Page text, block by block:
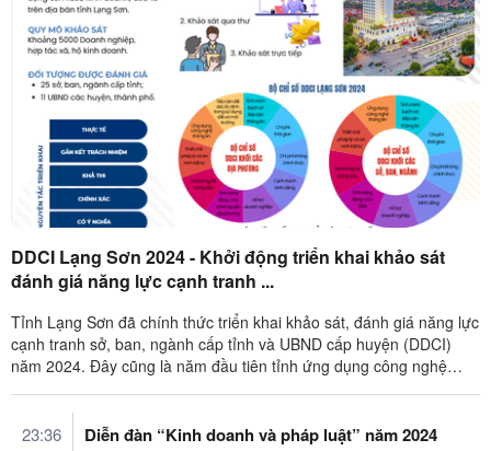
DDCI Lạng Sơn 2024 - Khởi động triển khai khảo sát
đánh giá năng lực cạnh tranh ...
Tỉnh Lạng Sơn đã chính thức triển khai khảo sát, đánh giá năng lực
cạnh tranh sở, ban, ngành cấp tỉnh và UBND cấp huyện (DDCI)
năm 2024. Đây cũng là năm đầu tiên tỉnh ứng dụng công nghệ
23:36 Diễn đàn “Kinh doanh và pháp luật” năm 2024